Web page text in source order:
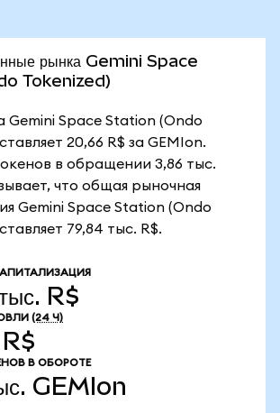
рынка Gemini Space
Tokenized)
Gemini Space Station (Ondo
20,66 R$ за GEMIon.
в обращении 3,86 тыс.
что общая рыночная
Gemini Space Station (Ondo
79,84 тыс. R$.
R$
(24 Ч)
В ОБОРОТЕ
GEMIon